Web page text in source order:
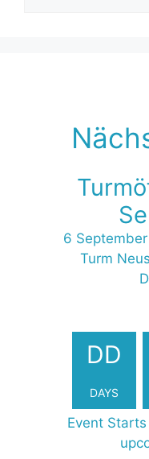
6
Turm
DD
DAYS
Event